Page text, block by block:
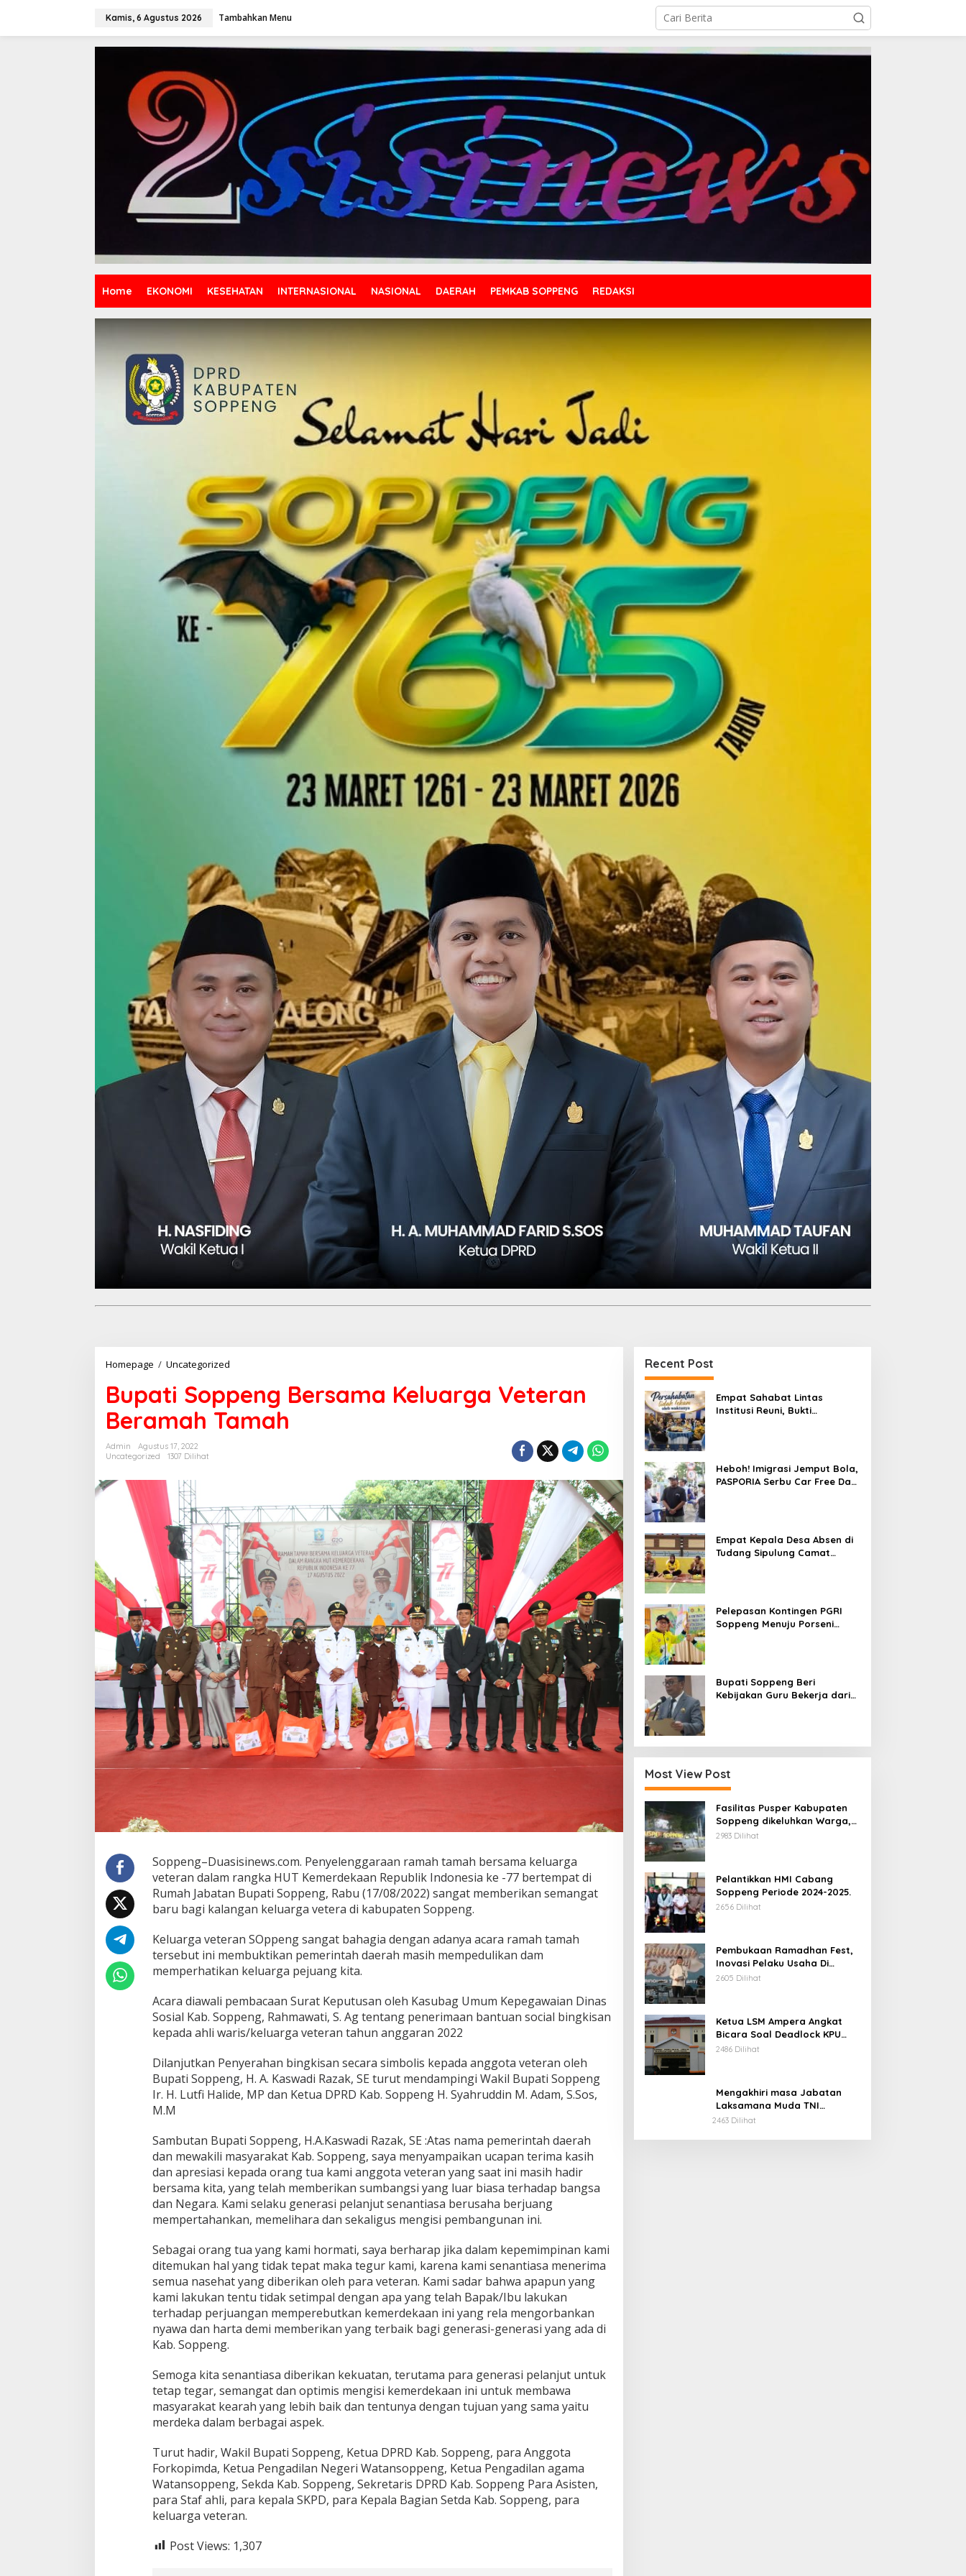
Kamis, 6 Agustus 2026 Tambahkan Menu
Home EKONOMI KESEHATAN INTERNASIONAL NASIONAL DAERAH PEMKAB SOPPENG REDAKSI
Homepage / Uncategorized
Bersama
Keluarga
Veteran
Beramah
Bupati Soppeng Bersama Keluarga Veteran
Beramah Tamah
Admin
Agustus 17, 2022
Uncategorized
1307 Dilihat
Soppeng–Duasisinews.com. Penyelenggaraan ramah tamah bersama keluarga
veteran dalam rangka HUT Kemerdekaan Republik Indonesia ke -77 bertempat di
Rumah Jabatan Bupati Soppeng, Rabu (17/08/2022) sangat memberikan semangat
baru bagi kalangan keluarga vetera di kabupaten Soppeng.
Keluarga veteran SOppeng sangat bahagia dengan adanya acara ramah tamah
tersebut ini membuktikan pemerintah daerah masih mempedulikan dam
memperhatikan keluarga pejuang kita.
Acara diawali pembacaan Surat Keputusan oleh Kasubag Umum Kepegawaian Dinas
Sosial Kab. Soppeng, Rahmawati, S. Ag tentang penerimaan bantuan social bingkisan
kepada ahli waris/keluarga veteran tahun anggaran 2022
Dilanjutkan Penyerahan bingkisan secara simbolis kepada anggota veteran oleh
Bupati Soppeng, H. A. Kaswadi Razak, SE turut mendampingi Wakil Bupati Soppeng
Ir. H. Lutfi Halide, MP dan Ketua DPRD Kab. Soppeng H. Syahruddin M. Adam, S.Sos,
M.M
Sambutan Bupati Soppeng, H.A.Kaswadi Razak, SE :Atas nama pemerintah daerah
dan mewakili masyarakat Kab. Soppeng, saya menyampaikan ucapan terima kasih
dan apresiasi kepada orang tua kami anggota veteran yang saat ini masih hadir
bersama kita, yang telah memberikan sumbangsi yang luar biasa terhadap bangsa
dan Negara. Kami selaku generasi pelanjut senantiasa berusaha berjuang
mempertahankan, memelihara dan sekaligus mengisi pembangunan ini.
Sebagai orang tua yang kami hormati, saya berharap jika dalam kepemimpinan kami
ditemukan hal yang tidak tepat maka tegur kami, karena kami senantiasa menerima
semua nasehat yang diberikan oleh para veteran. Kami sadar bahwa apapun yang
kami lakukan tentu tidak setimpal dengan apa yang telah Bapak/Ibu lakukan
terhadap perjuangan memperebutkan kemerdekaan ini yang rela mengorbankan
nyawa dan harta demi memberikan yang terbaik bagi generasi-generasi yang ada di
Kab. Soppeng.
Semoga kita senantiasa diberikan kekuatan, terutama para generasi pelanjut untuk
tetap tegar, semangat dan optimis mengisi kemerdekaan ini untuk membawa
masyarakat kearah yang lebih baik dan tentunya dengan tujuan yang sama yaitu
merdeka dalam berbagai aspek.
Turut hadir, Wakil Bupati Soppeng, Ketua DPRD Kab. Soppeng, para Anggota
Forkopimda, Ketua Pengadilan Negeri Watansoppeng, Ketua Pengadilan agama
Watansoppeng, Sekda Kab. Soppeng, Sekretaris DPRD Kab. Soppeng Para Asisten,
para Staf ahli, para kepala SKPD, para Kepala Bagian Setda Kab. Soppeng, para
keluarga veteran.
Post Views: 1,307
Recent Post
Empat Sahabat Lintas
Institusi Reuni, Bukti
Heboh! Imigrasi Jemput Bola,
PASPORIA Serbu Car Free Day
Empat Kepala Desa Absen di
Tudang Sipulung Camat
Pelepasan Kontingen PGRI
Soppeng Menuju Porseni
Bupati Soppeng Beri
Kebijakan Guru Bekerja dari
Most View Post
Fasilitas Pusper Kabupaten
Soppeng dikeluhkan Warga,
ini Tanggung Jawab Siapa.
2983 Dilihat
Pelantikkan HMI Cabang
Soppeng Periode 2024-2025.
2656 Dilihat
Pembukaan Ramadhan Fest,
Inovasi Pelaku Usaha Di
Kabupaten Soppeng.
2605 Dilihat
Ketua LSM Ampera Angkat
Bicara Soal Deadlock KPU
Kabupaten Soppeng.
2486 Dilihat
Mengakhiri masa Jabatan
Laksamana Muda TNI
Irvansyah, S.H., CHRMP., M.Tr.
2463 Dilihat